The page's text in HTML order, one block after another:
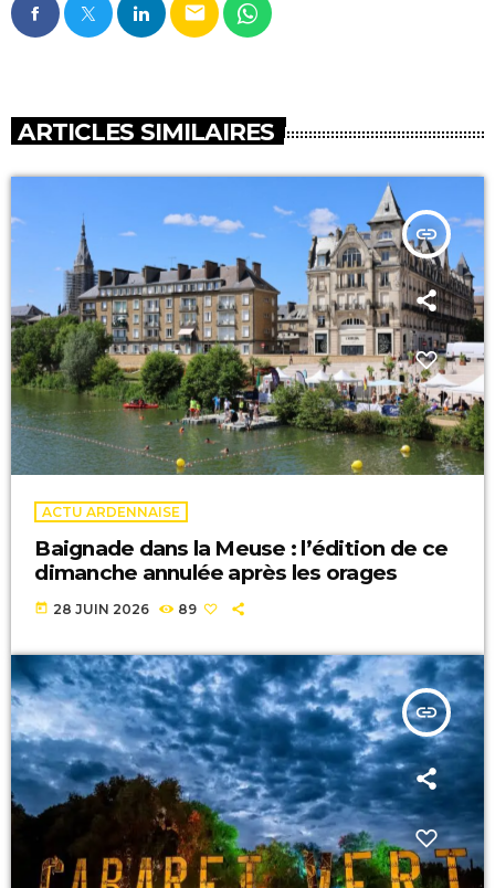
email
ARTICLES SIMILAIRES
insert_link
ACTU ARDENNAISE
Baignade dans la Meuse : l’édition de ce
dimanche annulée après les orages
today 28 JUIN 2026 89
insert_link